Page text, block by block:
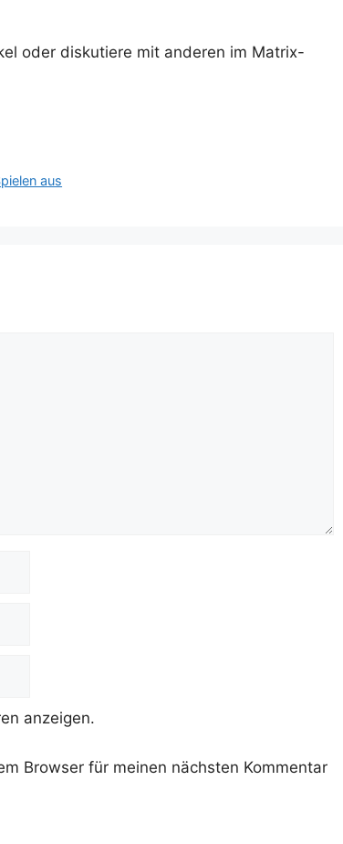
oder diskutiere mit anderen im Matrix-
aus
anzeigen.
Browser für meinen nächsten Kommentar